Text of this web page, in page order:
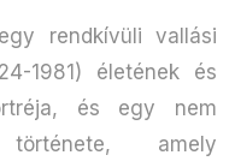
rendkívüli vallási
1981) életének és
és egy nem
amely